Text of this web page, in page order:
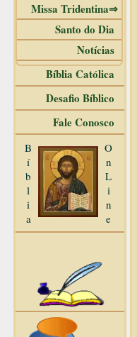
Missa Tridentina⇒
Santo do Dia
Notícias
Bíblia Católica
Desafio Bíblico
Fale Conosco
B
í
b
l
i
a
O
n
L
i
n
e